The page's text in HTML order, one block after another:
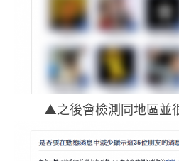
▲之後會檢測同地區並